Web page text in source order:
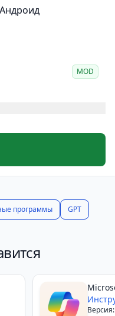
с умным
тех, кто хочет
или
использует
и становиться
такие как не
Android.
MOD
программы GPT